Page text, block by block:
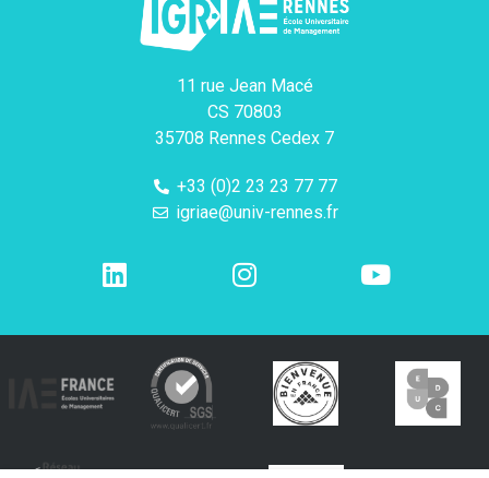
11 rue Jean Macé
CS 70803
35708 Rennes Cedex 7
+33 (0)2 23 23 77 77
igriae@univ-rennes.fr